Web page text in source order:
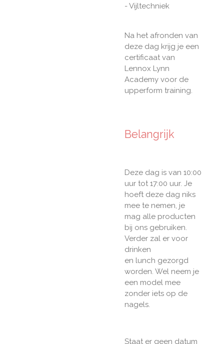
- Vijltechniek
Na het afronden van
deze dag krijg je een
certificaat van
Lennox Lynn
Academy voor de
upperform training.
Belangrijk
Deze dag is van 10:00
uur tot 17:00 uur. Je
hoeft deze dag niks
mee te nemen, je
mag alle producten
bij ons gebruiken.
Verder zal er voor
drinken
en lunch gezorgd
worden. Wel neem je
een model mee
zonder iets op de
nagels.
Staat er geen datum